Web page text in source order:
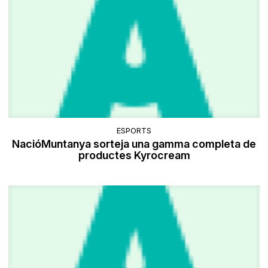
ESPORTS
NacióMuntanya sorteja una gamma completa de
productes Kyrocream